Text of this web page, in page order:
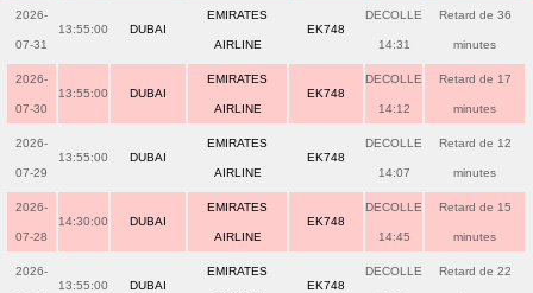
2026-
07-31
13:55:00 DUBAI
EMIRATES
AIRLINE
EK748
DECOLLE
14:31
Retard de 36
minutes
2026-
07-30
13:55:00 DUBAI
EMIRATES
AIRLINE
EK748
DECOLLE
14:12
Retard de 17
minutes
2026-
07-29
13:55:00 DUBAI
EMIRATES
AIRLINE
EK748
DECOLLE
14:07
Retard de 12
minutes
2026-
07-28
14:30:00 DUBAI
EMIRATES
AIRLINE
EK748
DECOLLE
14:45
Retard de 15
minutes
2026-
13:55:00 DUBAI
EMIRATES
EK748
DECOLLE Retard de 22